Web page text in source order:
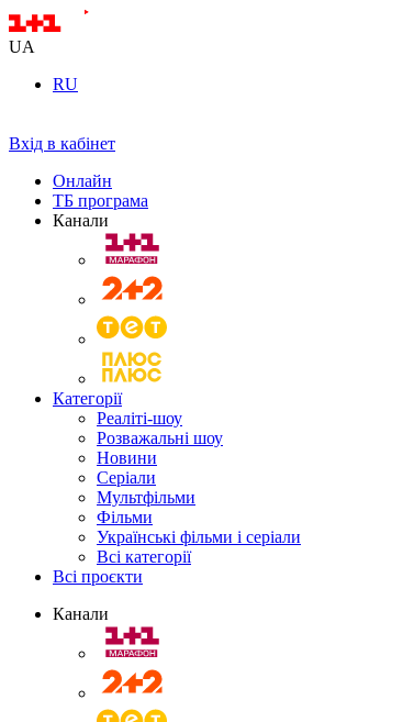
UA
RU
Вхід в кабінет
Онлайн
ТБ програма
Канали
Категорії
Реаліті-шоу
Розважальні шоу
Новини
Серіали
Мультфільми
Фільми
Українські фільми і серіали
Всі категорії
Всі проєкти
Канали